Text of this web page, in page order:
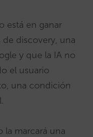
está en ganar
de discovery, una
y que la IA no
el usuario
una condición
la marcará una